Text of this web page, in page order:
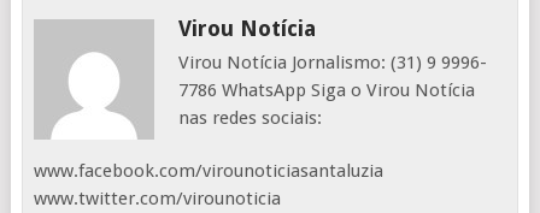
Virou Notícia
Virou Notícia Jornalismo: (31) 9 9996-
7786 WhatsApp Siga o Virou Notícia
nas redes sociais:
www.facebook.com/virounoticiasantaluzia
www.twitter.com/virounoticia